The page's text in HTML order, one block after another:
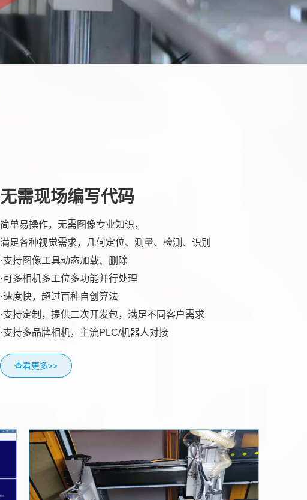
无需现场编写代码
简单易操作，无需图像专业知识，
满足各种视觉需求，几何定位、测量、检测、识别
·支持图像工具动态加载、删除
·可多相机多工位多功能并行处理
·速度快，超过百种自创算法
·支持定制，提供二次开发包，满足不同客户需求
·支持多品牌相机，主流PLC/机器人对接
查看更多>>